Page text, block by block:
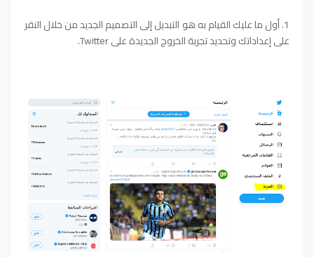
1. أول ما عليك القيام به هو التبديل إلى التصميم الجديد من خلال النقر
على إعداداتك وتحديد تجربة الخروج الجديدة على Twitter.